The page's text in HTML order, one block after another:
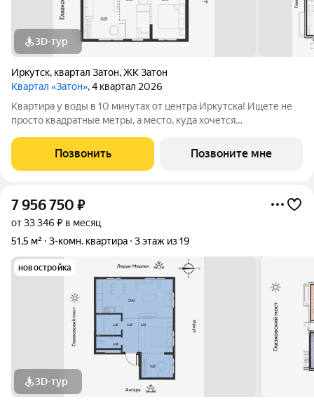
3D-тур
Иркутск, квартал Затон,ЖК Затон
Квартал «Затон», 4 квартал 2026
Квартира у воды в 10 минутах от центра Иркутска! Ищете не
просто квадратные метры, а место, куда хочется
уникальный жилой комплекс на первой береговой линии,
расположенный на живописном полуострове в
Позвонить Позвоните мне
7 956 750 ₽
от 33 346 ₽ в месяц
51,5 м²
3-комн. квартира 3 этаж из 19
новостройка
3D-тур